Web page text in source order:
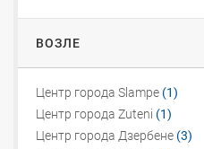
ВОЗЛЕ
Центр города Slampe (1)
Центр города Zuteni (1)
Центр города Дзербене (3)